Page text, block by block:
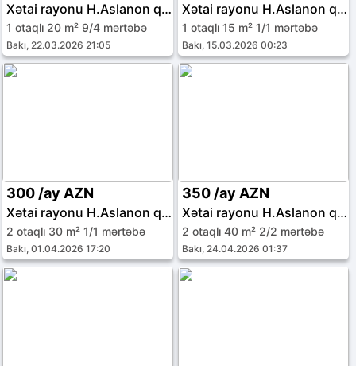
Xətai rayonu H.Aslanon qəs.
1 otaqlı 20 m² 9/4 mərtəbə
Bakı, 22.03.2026 21:05
Xətai rayonu H.Aslanon qəs.
1 otaqlı 15 m² 1/1 mərtəbə
Bakı, 15.03.2026 00:23
300 /ay AZN
Xətai rayonu H.Aslanon qəs.
2 otaqlı 30 m² 1/1 mərtəbə
Bakı, 01.04.2026 17:20
350 /ay AZN
Xətai rayonu H.Aslanon qəs.
2 otaqlı 40 m² 2/2 mərtəbə
Bakı, 24.04.2026 01:37